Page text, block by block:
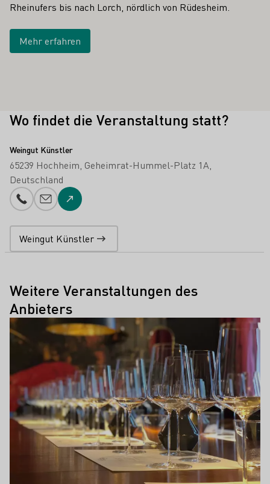
Rheinufers bis nach Lorch, nördlich von Rüdesheim.
Mehr erfahren
Wo findet die Veranstaltung statt?
Weingut Künstler
65239 Hochheim Geheimrat-Hummel-Platz 1A
Deutschland
Telefonnummer
E-Mail-Adresse
Zur Website
Weingut Künstler
Weitere Veranstaltungen des
Anbieters
Mehr erfahren